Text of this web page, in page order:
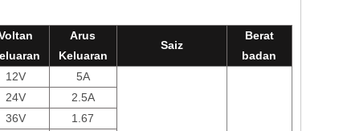
Arus
Keluaran
Saiz
Berat
badan
12V 5A
24V
2.5A
36V
1.67